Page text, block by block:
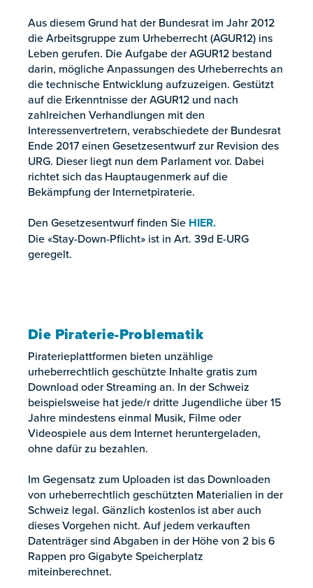
Aus diesem Grund hat der Bundesrat im Jahr 2012
die Arbeitsgruppe zum Urheberrecht (AGUR12) ins
Leben gerufen. Die Aufgabe der AGUR12 bestand
darin, mögliche Anpassungen des Urheberrechts an
die technische Entwicklung aufzuzeigen. Gestützt
auf die Erkenntnisse der AGUR12 und nach
zahlreichen Verhandlungen mit den
Interessenvertretern, verabschiedete der Bundesrat
Ende 2017 einen Gesetzesentwurf zur Revision des
URG. Dieser liegt nun dem Parlament vor. Dabei
richtet sich das Hauptaugenmerk auf die
Bekämpfung der Internetpiraterie.
Den Gesetzesentwurf finden Sie HIER.
Die «Stay-Down-Pflicht» ist in Art. 39d E-URG
geregelt.
Die Piraterie-Problematik
Piraterieplattformen bieten unzählige
urheberrechtlich geschützte Inhalte gratis zum
Download oder Streaming an. In der Schweiz
beispielsweise hat jede/r dritte Jugendliche über 15
Jahre mindestens einmal Musik, Filme oder
Videospiele aus dem Internet heruntergeladen,
ohne dafür zu bezahlen.
Im Gegensatz zum Uploaden ist das Downloaden
von urheberrechtlich geschützten Materialien in der
Schweiz legal. Gänzlich kostenlos ist aber auch
dieses Vorgehen nicht. Auf jedem verkauften
Datenträger sind Abgaben in der Höhe von 2 bis 6
Rappen pro Gigabyte Speicherplatz
miteinberechnet.